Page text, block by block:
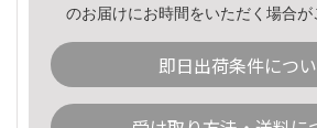
のお届けにお時間をいただく場合が
即日出荷条件につ